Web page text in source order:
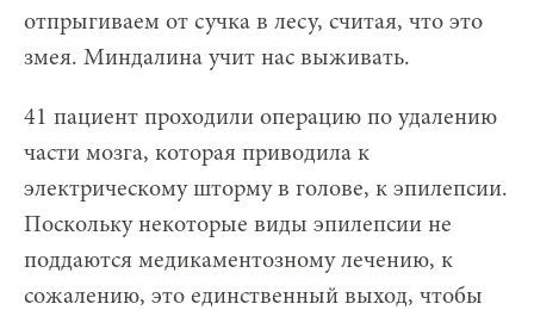
отпрыгиваем от сучка в лесу, считая, что это
змея. Миндалина учит нас выживать.
41 пациент проходили операцию по удалению
части мозга, которая приводила к
электрическому шторму в голове, к эпилепсии.
Поскольку некоторые виды эпилепсии не
поддаются медикаментозному лечению, к
сожалению, это единственный выход, чтобы